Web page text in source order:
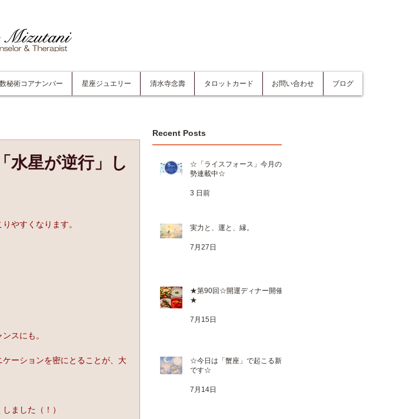
数秘術コアナンバー 星座ジュエリー 清水寺念壽 タロットカード お問い合わせ ブログ
水星が逆行」し
やすくなります。
スにも。
ーションを密にとることが、大
ました（！）
Recent Posts
☆「ライスフォース」今月の運
勢連載中☆
3 日前
実力と、運と、縁。
7月27日
★第90回☆開運ディナー開催
★
7月15日
☆今日は「蟹座」で起こる新月
です☆
7月14日